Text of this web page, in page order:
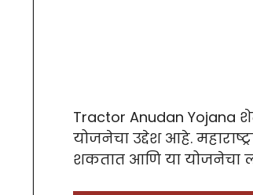
Tractor Anudan Yojana
योजनेचा उद्देश आहे.
शकतात आणि या योजनेचा